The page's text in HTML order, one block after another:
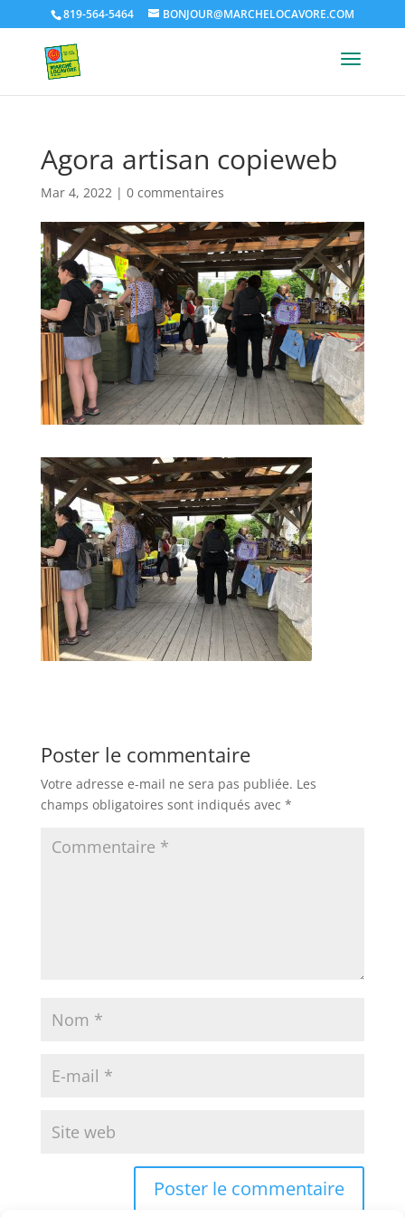
819-564-5464 BONJOUR@MARCHELOCAVORE.COM
Agora artisan copieweb
Mar 4, 2022| 0 commentaires
Poster le commentaire
Votre adresse e-mail ne sera pas publiée. Les
champs obligatoires sont indiqués avec *